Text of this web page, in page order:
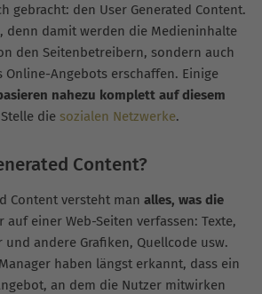
gebracht: den User Generated Content.
denn damit werden die Medieninhalte
den Seitenbetreibern, sondern auch
Online-Angebots erschaffen. Einige
nahezu komplett auf diesem
die sozialen Netzwerke.
Content?
Content versteht man alles, was die
auf einer Web-Seiten verfassen: Texte,
und andere Grafiken, Quellcode usw.
haben längst erkannt, dass ein
an dem die Nutzer mitwirken